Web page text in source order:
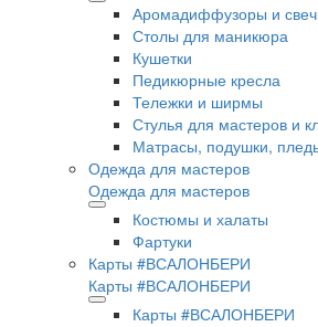
Аромадиффузоры и
Столы для маникюра
Кушетки
Педикюрные кресла
Тележки и ширмы
Стулья для мастеров и
Матрасы, подушки,
Одежда для мастеров
Одежда для мастеров
Костюмы и халаты
Фартуки
Карты #ВСАЛОНБЕРИ
Карты #ВСАЛОНБЕРИ
Карты #ВСАЛОНБЕРИ